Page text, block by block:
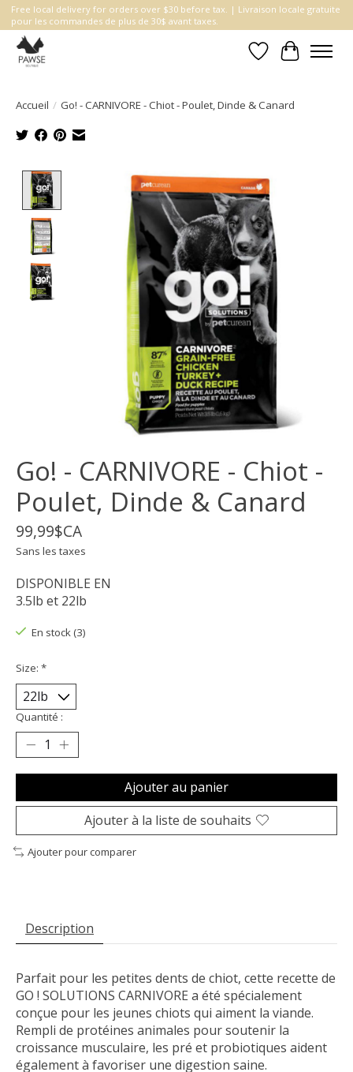
Free local delivery for orders over $30 before tax. | Livraison locale gratuite
pour les commandes de plus de 30$ avant taxes.
Liste dePanier
Accueil / Go! - CARNIVORE - Chiot - Poulet, Dinde & Canard
Product image slideshow Items
Go! - CARNIVORE - Chiot -
Poulet, Dinde & Canard
99,99$CA
Sans les taxes
DISPONIBLE EN
3.5lb et 22lb
En stock (3)
Size: *
Quantité :
Ajouter au panier
Ajouter à la liste de souhaits
Ajouter pour comparer
Description
Parfait pour les petites dents de chiot, cette recette de
GO ! SOLUTIONS CARNIVORE a été spécialement
conçue pour les jeunes chiots qui aiment la viande.
Rempli de protéines animales pour soutenir la
croissance musculaire, les pré et probiotiques aident
également à favoriser une digestion saine.